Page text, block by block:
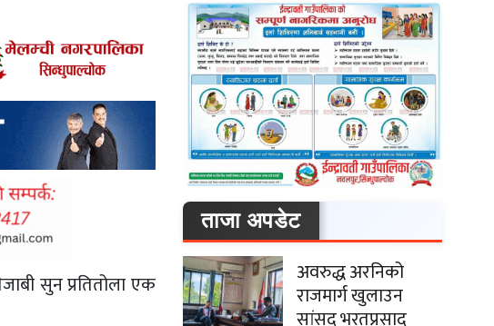
सुन प्रतितोला एक
ताजा अपडेट
अवरुद्ध अरनिको
राजमार्ग खुलाउन
सांसद भरतप्रसाद